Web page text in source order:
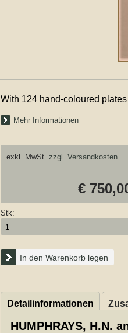
With 124 hand-coloured plates
Mehr Informationen
exkl. MwSt. zzgl. Versandkosten
€
Stk:
In den Warenkorb legen
Detailinformationen
HUMPHRAYS, H.N.